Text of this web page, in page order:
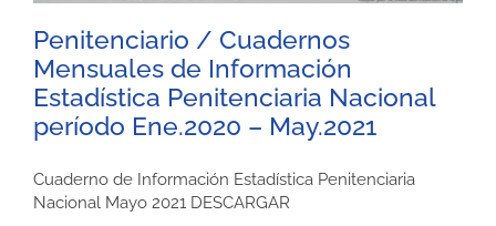
Penitenciario / Cuadernos
Mensuales de Información
Estadística Penitenciaria Nacional
período Ene.2020 – May.2021
Cuaderno de Información Estadística Penitenciaria
Nacional Mayo 2021 DESCARGAR